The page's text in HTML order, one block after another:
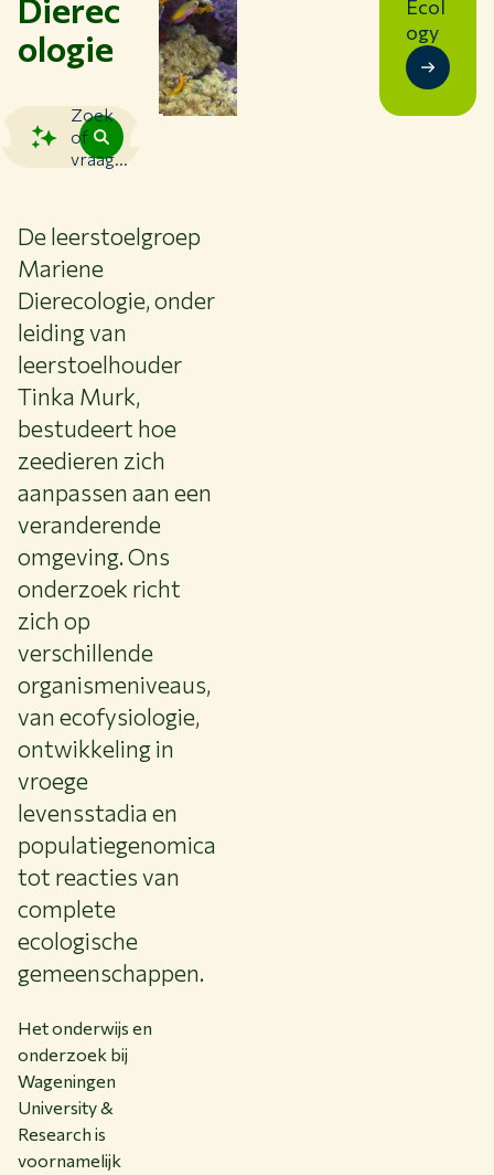
NIEUWS & ACHTERGRONDEN
WERKEN BIJ WUR
HUIDIGE STUDENTEN
CONTACT
NL
Dierec
ologie
Ecol
ogy
Zoek
of
vraag...
De leerstoelgroep
Mariene
Dierecologie, onder
leiding van
leerstoelhouder
Tinka Murk,
bestudeert hoe
zeedieren zich
aanpassen aan een
veranderende
omgeving. Ons
onderzoek richt
zich op
verschillende
organismeniveaus,
van ecofysiologie,
ontwikkeling in
vroege
levensstadia en
populatiegenomica
tot reacties van
complete
ecologische
gemeenschappen.
Het onderwijs en
onderzoek bij
Wageningen
University &
Research is
voornamelijk